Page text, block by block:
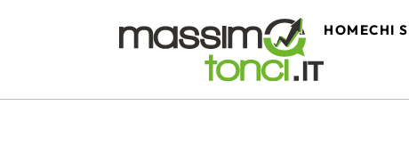
HOMECHI